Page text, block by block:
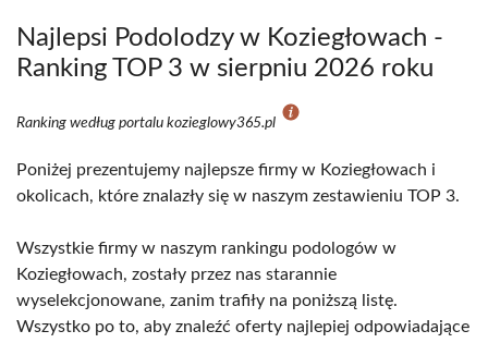
Najlepsi Podolodzy w Koziegłowach -
Ranking TOP 3 w sierpniu 2026 roku
Ranking według portalu kozieglowy365.pl
Poniżej prezentujemy najlepsze firmy w Koziegłowach i
okolicach, które znalazły się w naszym zestawieniu TOP 3.
Wszystkie firmy w naszym rankingu podologów w
Koziegłowach, zostały przez nas starannie
wyselekcjonowane, zanim trafiły na poniższą listę.
Wszystko po to, aby znaleźć oferty najlepiej odpowiadające